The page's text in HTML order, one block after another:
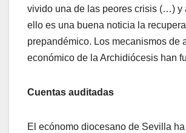
vivido una de las peores crisis (…) y
ello es una buena noticia la
prepandémico. Los mecanismos de
económico de la Archidiócesis han
Cuentas auditadas
El ecónomo diocesano de Sevilla ha